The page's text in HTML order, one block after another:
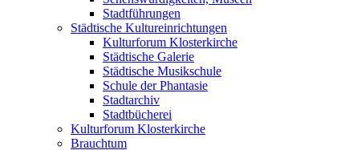
Stadtführungen
Städtische Kultureinrichtungen
Kulturforum Klosterkirche
Städtische Galerie
Städtische Musikschule
Schule der Phantasie
Stadtarchiv
Stadtbücherei
Kulturforum Klosterkirche
Brauchtum